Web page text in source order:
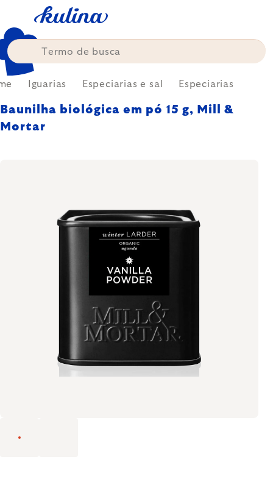
content
Iguarias Especiarias e sal Especiarias
Baunilha biológica em pó 15 g, Mill &
Mortar